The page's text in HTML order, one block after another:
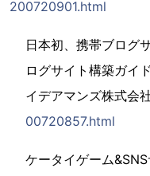
200720901.html
日本初、携帯ブログ
ログサイト構築ガ
イデアマンズ株式会社
00720857.html
ケータイゲーム